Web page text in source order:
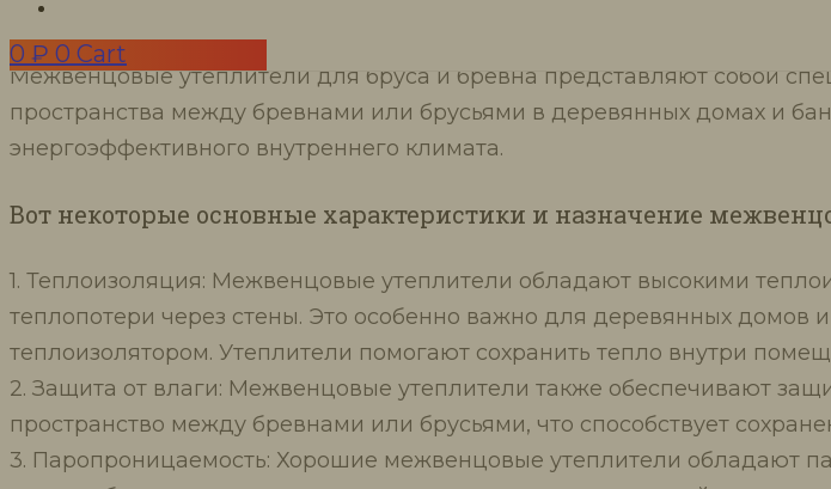
0 ₽ 0 Cart
при строительстве домов и дань из дерева
Межвенцовые утеплители для бруса и бревна представляют собой
пространства между бревнами или брусьями в деревянных домах и
энергоэффективного внутреннего климата.
Вот некоторые основные характеристики и назначение
1. Теплоизоляция: Межвенцовые утеплители обладают высокими
теплопотери через стены. Это особенно важно для деревянных домов
теплоизолятором. Утеплители помогают сохранить тепло внутри
2. Защита от влаги: Межвенцовые утеплители также обеспечивают
пространство между бревнами или брусьями, что способствует
3. Паропроницаемость: Хорошие межвенцовые утеплители обладают